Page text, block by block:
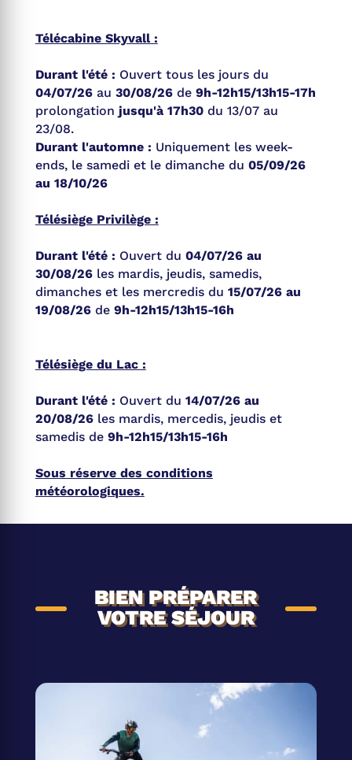
Télécabine Skyvall :
Durant l'été : Ouvert tous les jours du
04/07/26au 30/08/26de 9h-12h15/13h15-17h
prolongation jusqu'à 17h30du 13/07 au
23/08.
Durant l'automne : Uniquement les week-
ends, le samedi et le dimanche du 05/09/26
au 18/10/26
Télésiège Privilège :
Durant l'été : Ouvert du 04/07/26 au
30/08/26les mardis, jeudis, samedis,
dimanches et les mercredis du 15/07/26 au
19/08/26de 9h-12h15/13h15-16h
Télésiège du Lac :
Durant l'été : Ouvert du 14/07/26 au
20/08/26les mardis, mercedis, jeudis et
samedis de 9h-12h15/13h15-16h
Sous réserve des conditions
météorologiques.
BIEN PRÉPARER
VOTRE SÉJOUR